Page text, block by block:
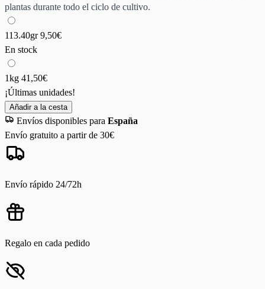
plantas durante todo el ciclo de cultivo.
113.40gr9,50€
En stock
1kg 41,50€
¡Últimas unidades!
Añadir a la cesta
Envíos disponibles para España
Envío gratuito a partir de 30€
Envío rápido 24/72h
Regalo en cada pedido